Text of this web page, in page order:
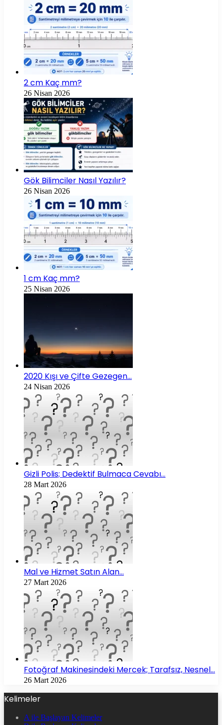
2 cm Kaç mm?
26 Nisan 2026
Gök Bilimciler Nasıl Yazılır?
26 Nisan 2026
1 cm Kaç mm?
25 Nisan 2026
2020 Kışı ve Çifte Gezegen…
24 Nisan 2026
Gizli Polis; Dedektif Bulmaca Cevabı…
28 Mart 2026
Mal ve Hizmet Satın Alan…
27 Mart 2026
Fotoğraf Makinesindeki Mercek; Tarafsız, Nesnel…
26 Mart 2026
Kelimeler
A ile Başlayan Kelimeler